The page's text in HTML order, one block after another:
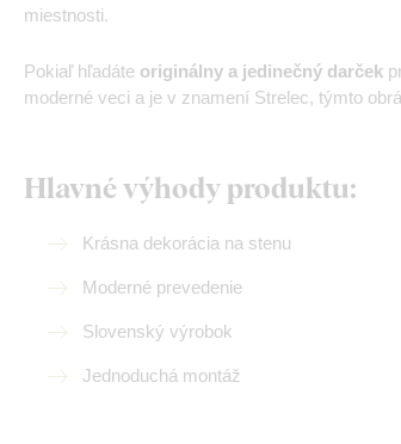
miestnosti.
Pokiaľ hľadáte originálny a jedinečný darček
moderné veci a je v znamení Strelec, týmto
Hlavné výhody produktu:
Krásna dekorácia na stenu
Moderné prevedenie
Slovenský výrobok
Jednoduchá montáž